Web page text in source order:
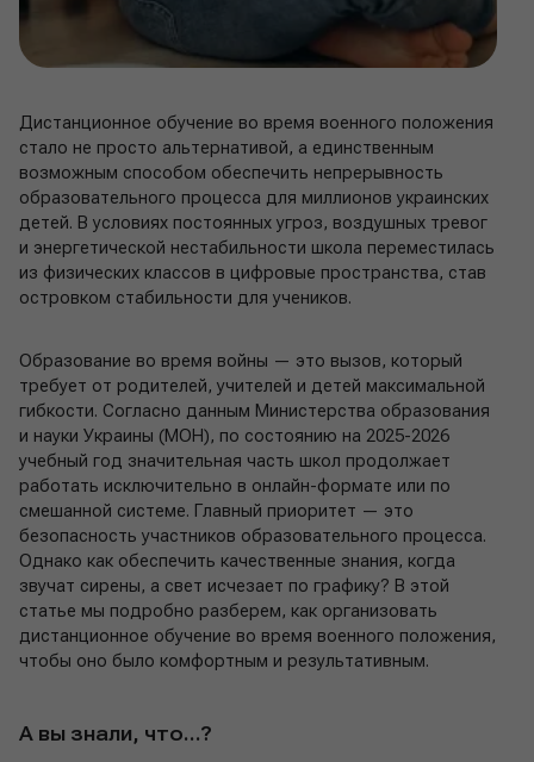
Дистанционное обучение во время военного положения
стало не просто альтернативой, а единственным
возможным способом обеспечить непрерывность
образовательного процесса для миллионов украинских
детей. В условиях постоянных угроз, воздушных тревог
и энергетической нестабильности школа переместилась
из физических классов в цифровые пространства, став
островком стабильности для учеников.
Образование во время войны — это вызов, который
требует от родителей, учителей и детей максимальной
гибкости. Согласно данным Министерства образования
и науки Украины (МОН), по состоянию на 2025-2026
учебный год значительная часть школ продолжает
работать исключительно в онлайн-формате или по
смешанной системе. Главный приоритет — это
безопасность участников образовательного процесса.
Однако как обеспечить качественные знания, когда
звучат сирены, а свет исчезает по графику? В этой
статье мы подробно разберем, как организовать
дистанционное обучение во время военного положения,
чтобы оно было комфортным и результативным.
А вы знали, что…?